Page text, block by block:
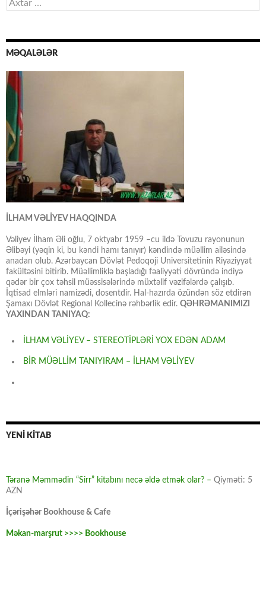
MƏQALƏLƏR
İLHAM VƏLİYEV HAQQINDA
Vəliyev İlham Əli oğlu, 7 oktyabr 1959 –cu ildə Tovuzu rayonunun
Əlibəyi (yəqin ki, bu kəndi hamı tanıyır) kəndində müəllim ailəsində
anadan olub. Azərbaycan Dövlət Pedoqoji Universitetinin Riyaziyyat
fakültəsini bitirib. Müəllimliklə başladığı fəaliyyəti dövründə indiyə
qədər bir çox təhsil müəssisələrində müxtəlif vəzifələrdə çalışıb.
İqtisad elmləri namizədi, dosentdir. Hal-hazırda özündən söz etdirən
Şamaxı Dövlət Regional Kollecinə rəhbərlik edir. QƏHRƏMANIMIZI
YAXINDAN TANIYAQ:
İLHAM VƏLİYEV – STEREOTİPLƏRİ YOX EDƏN ADAM
BİR MÜƏLLİM TANIYIRAM – İLHAM VƏLİYEV
YENİ KİTAB
Təranə Məmmədin “Sirr” kitabını necə əldə etmək olar? – Qiyməti: 5
AZN
İçərişəhər Bookhouse & Cafe
Məkan-marşrut >>>> Bookhouse